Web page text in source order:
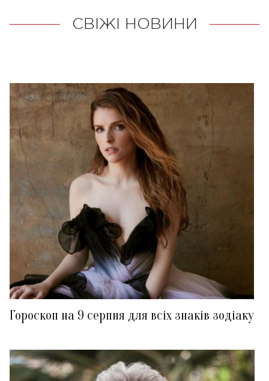
СВІЖІ НОВИНИ
Гороскоп на 9 серпня для всіх знаків зодіаку